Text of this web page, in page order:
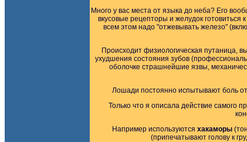
Много у вас места от языка до неба? Его
вкусовые рецепторы и желудок
всем этом надо "отжевывать железо"
Происходит физиологическая путаница,
ухудшения состояния зубов
оболочке страшнейшие язвы,
Лошади постоянно испытывают боль
Только что я описала действие самого
Например используются хакаморы
(припечатывают голову к